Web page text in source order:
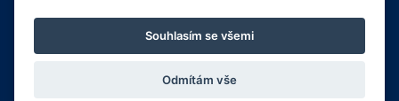
© Copyright 2026 Společnost EWT spol. s.r.o., realizace
FlexiSystems s.r.o.:e-learning,tvorba webových stránek.
Vyrobil FlexiSystems s.r.o.
Souhlasím se všemi
Odmítám vše